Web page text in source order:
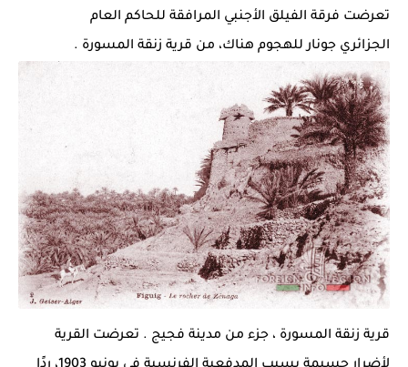
تعرضت فرقة الفيلق الأجنبي المرافقة للحاكم العام
الجزائري جونارللهجوم هناك، من قرية زنقة المسورة .
قرية زنقة المسورة ، جزء من مدينة فجيج . تعرضت القرية